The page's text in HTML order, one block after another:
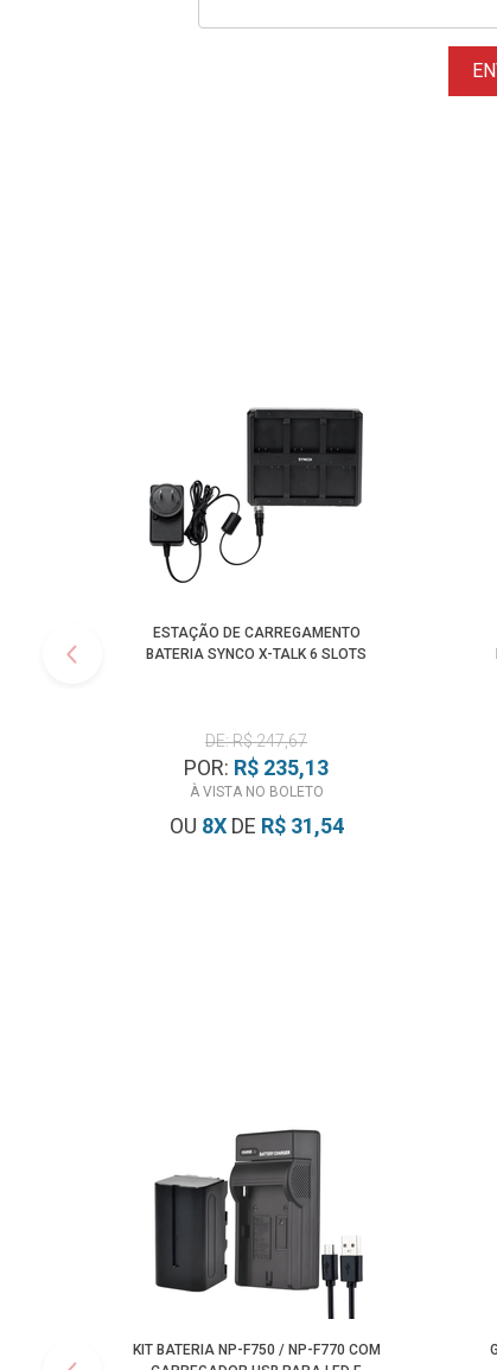
ESTAÇÃO DE CARREGAMENTO
BATERIA SYNCO X-TALK 6 SLOTS
DE: R$ 247,67
POR: R$ 235,13
À VISTA NO BOLETO
OU 8XDE R$ 31,54
KIT BATERIA NP-F750 / NP-F770 COM